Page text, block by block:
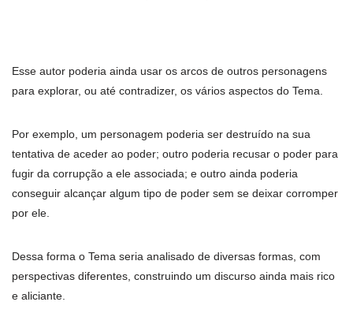
Esse autor poderia ainda usar os arcos de outros personagens
para explorar, ou até contradizer, os vários aspectos do Tema.
Por exemplo, um personagem poderia ser destruído na sua
tentativa de aceder ao poder; outro poderia recusar o poder para
fugir da corrupção a ele associada; e outro ainda poderia
conseguir alcançar algum tipo de poder sem se deixar corromper
por ele.
Dessa forma o Tema seria analisado de diversas formas, com
perspectivas diferentes, construindo um discurso ainda mais rico
e aliciante.